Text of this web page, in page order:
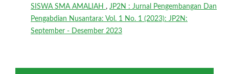
SISWA SMA AMALIAH , JP2N : Jurnal Pengembangan Dan
Pengabdian Nusantara: Vol. 1 No. 1 (2023): JP2N:
September - Desember 2023